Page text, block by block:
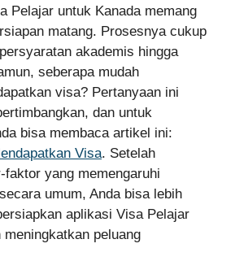
Pelajar untuk Kanada memang
matang. Prosesnya cukup
akademis hingga
seberapa mudah
visa? Pertanyaan ini
dan untuk
bisa membaca artikel ini:
Visa. Setelah
faktor yang memengaruhi
umum, Anda bisa lebih
aplikasi Visa Pelajar
meningkatkan peluang